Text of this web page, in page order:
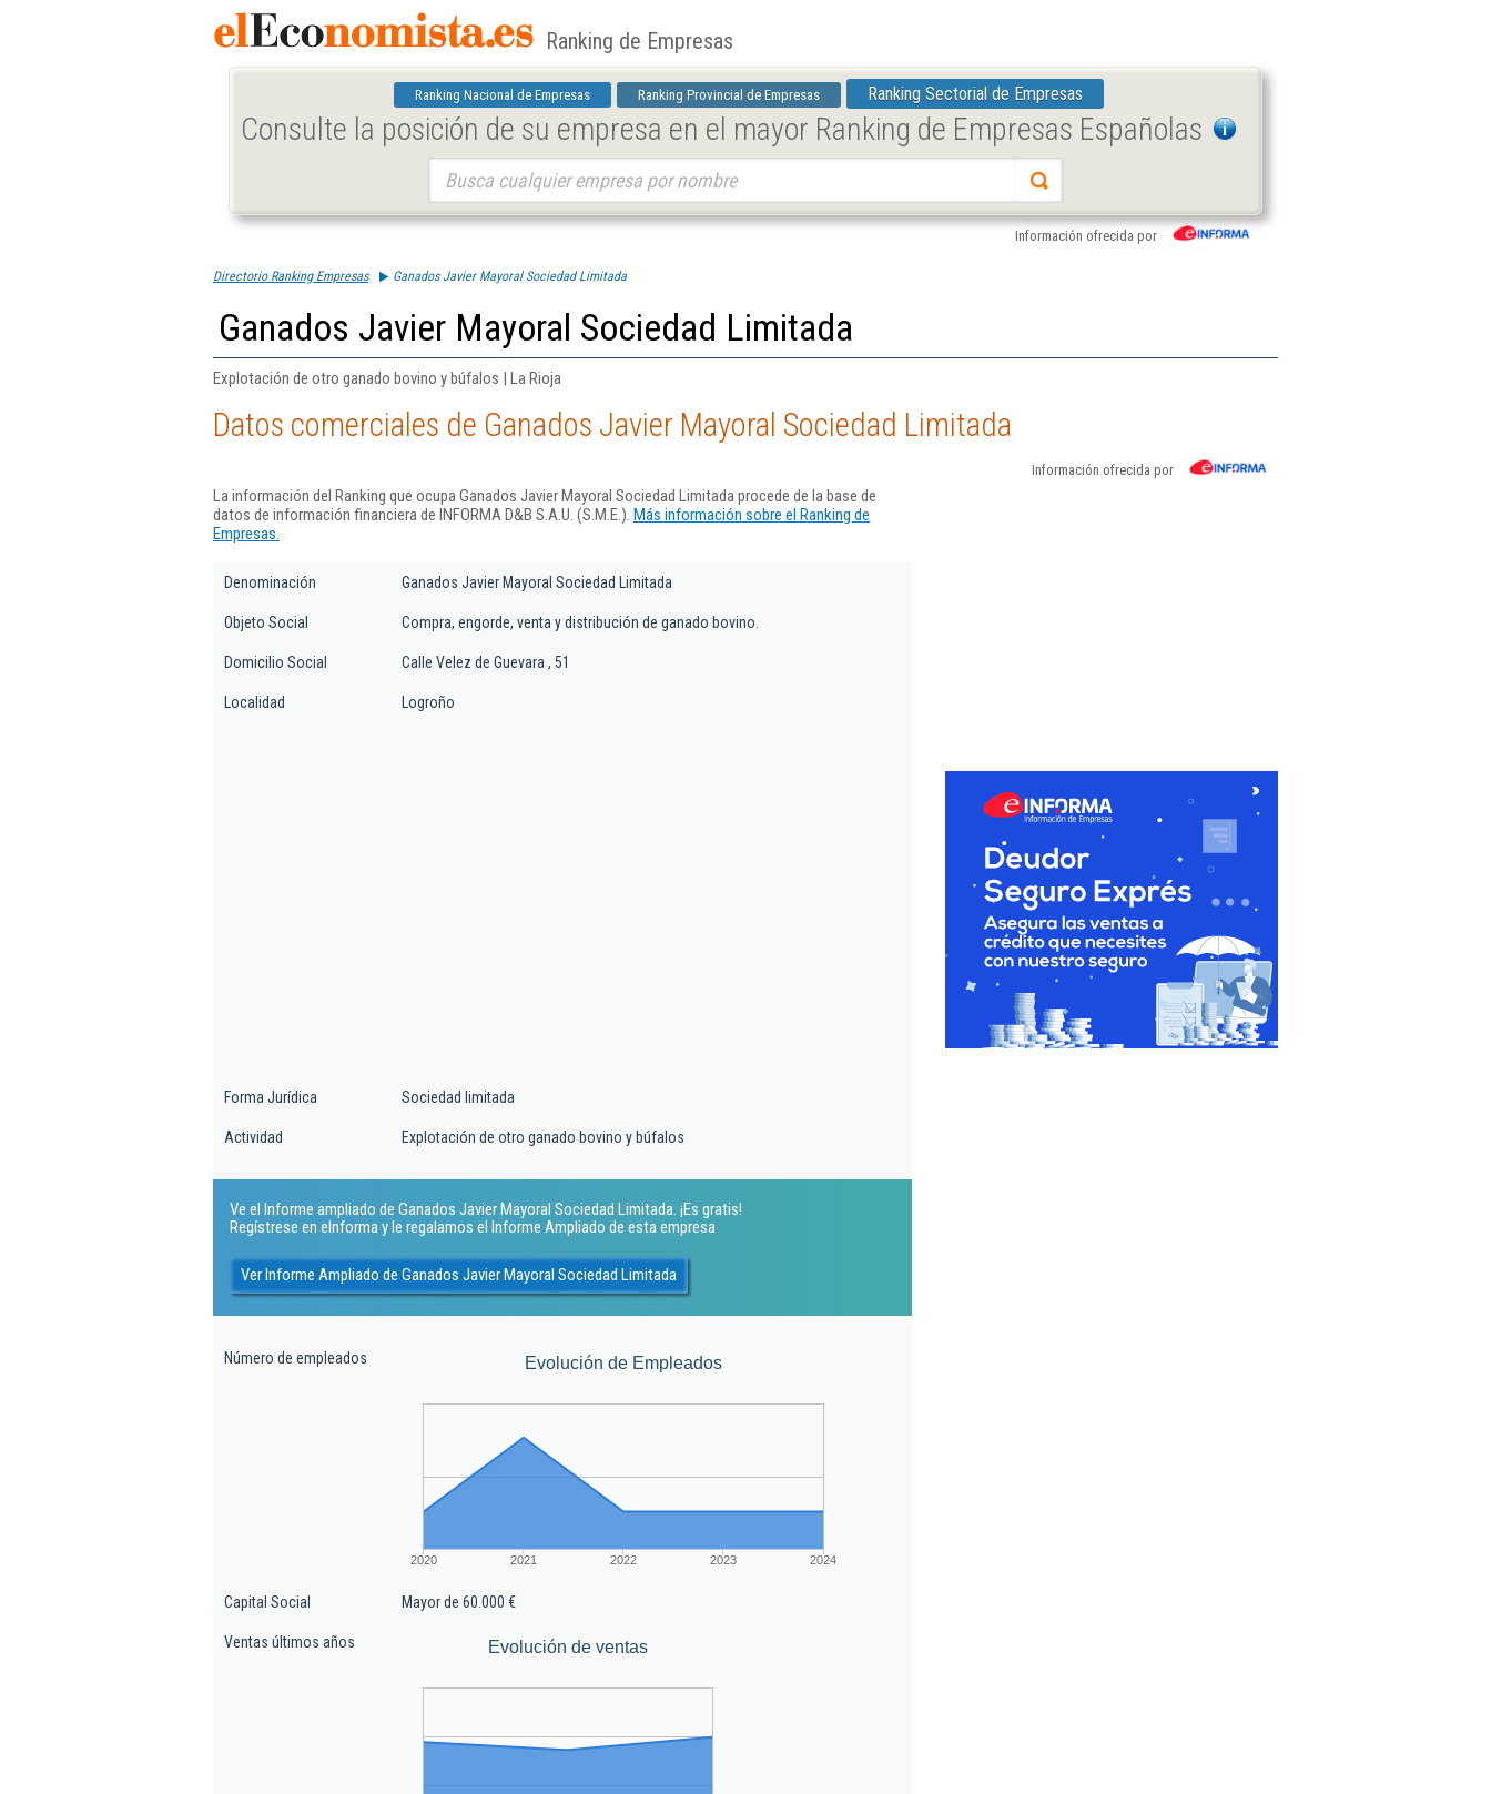
Ranking de Empresas
Ranking Nacional de Empresas Ranking Provincial de Empresas Ranking Sectorial de Empresas
Consulte la posición de su empresa en el mayor Ranking de Empresas Españolas
Información ofrecida por
Directorio Ranking Empresas Ganados Javier Mayoral Sociedad Limitada
Ganados Javier Mayoral Sociedad Limitada
Explotación de otro ganado bovino y búfalos | La Rioja
Datos comerciales de Ganados Javier Mayoral Sociedad Limitada
Información ofrecida por
La información del Ranking que ocupa Ganados Javier Mayoral Sociedad Limitada procede de la base de
datos de información financiera de INFORMA D&B S.A.U. (S.M.E.). Más información sobre el Ranking de
Empresas.
Denominación Ganados Javier Mayoral Sociedad Limitada
Objeto Social Compra, engorde, venta y distribución de ganado bovino.
Domicilio Social Calle Velez de Guevara , 51
Localidad Logroño
Forma Jurídica Sociedad limitada
Actividad Explotación de otro ganado bovino y búfalos
Ve el Informe ampliado de Ganados Javier Mayoral Sociedad Limitada. ¡Es gratis!
Regístrese en eInforma y le regalamos el Informe Ampliado de esta empresa
Ver Informe Ampliado de Ganados Javier Mayoral Sociedad Limitada
Número de empleados Evolución de Empleados
2020 2021 2022 2023 2024
Capital Social Mayor de 60.000 €
Ventas últimos años Evolución de ventas